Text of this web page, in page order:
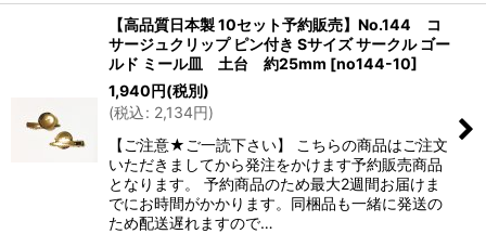
【高品質日本製 10セット予約販売】No.144 コ
サージュクリップ ピン付き Sサイズ サークル ゴー
ルド ミール皿 土台 約25mm [no144-10]
1,940円(税別)
(税込: 2,134円)
【ご注意★ご一読下さい】 こちらの商品はご注文
いただきましてから発注をかけます予約販売商品
となります。 予約商品のため最大2週間お届けま
でにお時間がかかります。同梱品も一緒に発送の
ため配送遅れますので…